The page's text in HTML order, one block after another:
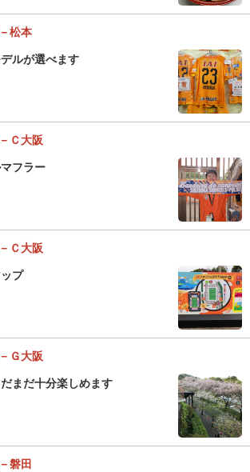
松本
ルが選べます
Ｃ大阪
フラー
Ｃ大阪
プ
Ｇ大阪
まだ十分楽しめます
磐田